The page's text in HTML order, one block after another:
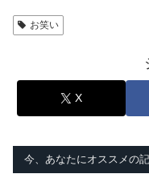
お笑い
X
今、あなたにオススメの